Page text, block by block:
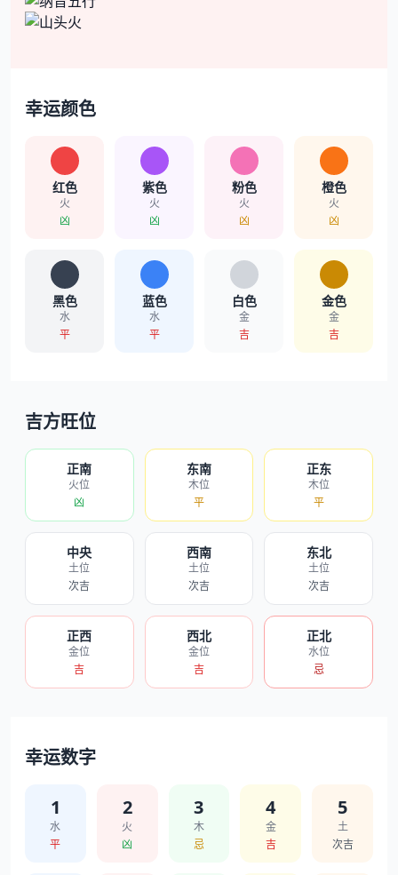
幸运颜色
红色
火
凶
紫色
火
凶
粉色
火
凶
橙色
火
凶
黑色
水
平
蓝色
水
平
白色
金
吉
金色
金
吉
吉方旺位
正南
火位
凶
东南
木位
平
正东
木位
平
中央
土位
次吉
西南
土位
次吉
东北
土位
次吉
正西
金位
吉
西北
金位
吉
正北
水位
忌
幸运数字
1
水
平
2
火
凶
3
木
忌
4
金
吉
5
土
次吉